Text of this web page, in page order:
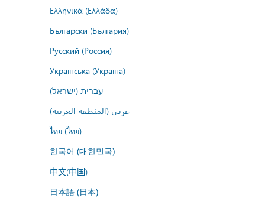
Ελληνικά (Ελλάδα)
Български (България)
Русский (Россия)
Українська (Україна)
עברית (ישראל)
عربي (المنطقة العربية)
ไทย (ไทย)
한국어 (대한민국)
中文(中国)
日本語 (日本)